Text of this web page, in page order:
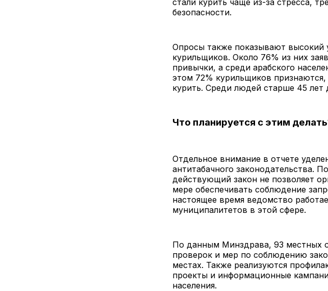
стали курить чаще из-за стресса,
безопасности.
Опросы также показывают высокий
курильщиков. Около 76% из них
привычки, а среди арабского
этом 72% курильщиков
курить. Среди людей старше 45 лет
Что планируется с этим
Отдельное внимание в отчете
антитабачного законодательства.
действующий закон не позволяет
мере обеспечивать соблюдение
настоящее время ведомство
муниципалитетов в этой сфере.
По данным Минздрава, 93 местных
проверок и мер по соблюдению
местах. Также реализуются
проекты и информационные
населения.